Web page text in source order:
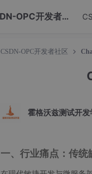
CSDN-OPC开发者社区
CSDN-OPC开发者社区
霍格沃兹测试开
一、行业痛点：传